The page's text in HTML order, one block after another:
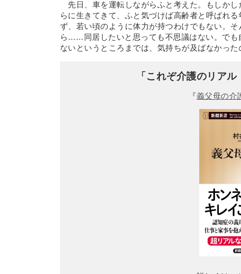
先日、車を運転しながらふと考えた。もしか
らに生きてきて、ふと気づけば高齢者と呼ばれ
ず、若い頃のように体力が持つわけでもない。
ら … …同居したいと思っても不思議はない。で
ないというところまでは、気持ちが及ばなかった
「これぞ介護のリア
『義父母の介